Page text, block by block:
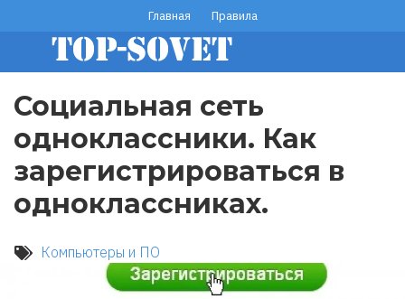
основному
содержанию
footer
menu
Главная Правила
Социальная сеть
одноклассники. Как
зарегистрироваться в
одноклассниках.
Компьютеры и ПО